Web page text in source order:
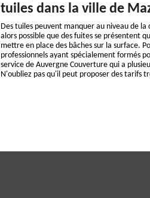
tuiles dans la ville de
Des tuiles peuvent manquer au niveau de
alors possible que des fuites se présentent
mettre en place des bâches sur la surface.
professionnels ayant spécialement formés
service de Auvergne Couverture qui a
N'oubliez pas qu'il peut proposer des tarifs